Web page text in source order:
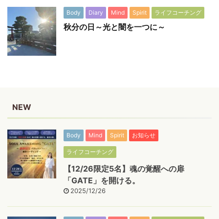
Body Diary Mind Spirit ライフコーチング
秋分の日～光と闇を一つに～
NEW
Body Mind Spirit お知らせ
ライフコーチング
【12/26限定5名】魂の覚醒への扉
「GATE」を開ける。
2025/12/26